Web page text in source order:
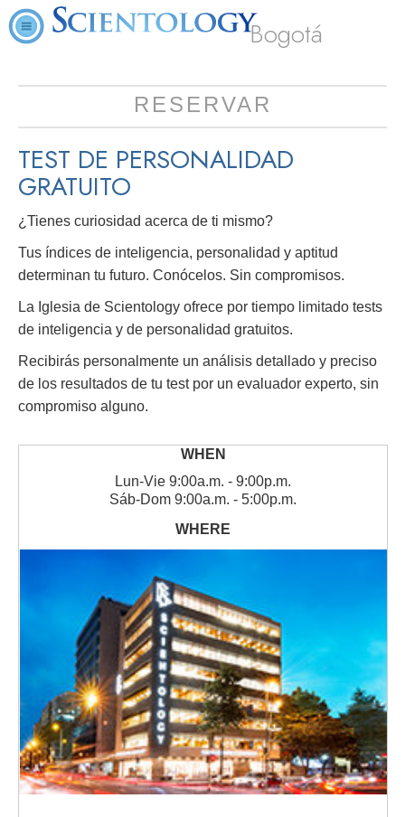
Bogotá
RESERVAR
TEST DE PERSONALIDAD
GRATUITO
¿Tienes curiosidad acerca de ti mismo?
Tus índices de inteligencia, personalidad y aptitud
determinan tu futuro. Conócelos. Sin compromisos.
La Iglesia de Scientology ofrece por tiempo limitado tests
de inteligencia y de personalidad gratuitos.
Recibirás personalmente un análisis detallado y preciso
de los resultados de tu test por un evaluador experto, sin
compromiso alguno.
Lun-Vie 9:00a.m. - 9:00p.m.
Sáb-Dom 9:00a.m. - 5:00p.m.